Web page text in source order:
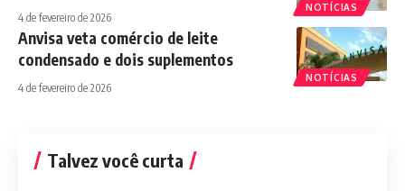
NOTÍCIAS
4 de fevereiro de 2026
NOTÍCIAS
Anvisa veta comércio de leite
condensado e dois suplementos
4 de fevereiro de 2026
Talvez você curta